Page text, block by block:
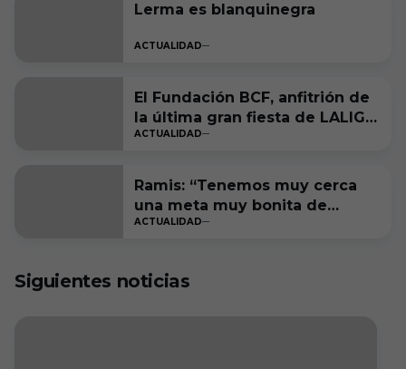
Lerma es blanquinegra
ACTUALIDAD
El Fundación BCF, anfitrión de
la última gran fiesta de LALIGA
Genuine Moeve
ACTUALIDAD
Ramis: “Tenemos muy cerca
una meta muy bonita de
cumplir”
ACTUALIDAD
Siguientes noticias